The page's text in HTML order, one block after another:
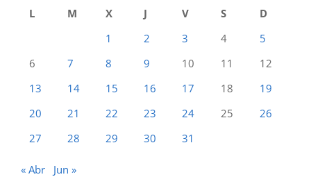
L
M X J V S
D
1
2 3 4
5
6
7 8 9 10 11
12
13
14 15 16 17 18
19
20
21 22 23 24 25
26
27
28 29 30 31
« Abr Jun »